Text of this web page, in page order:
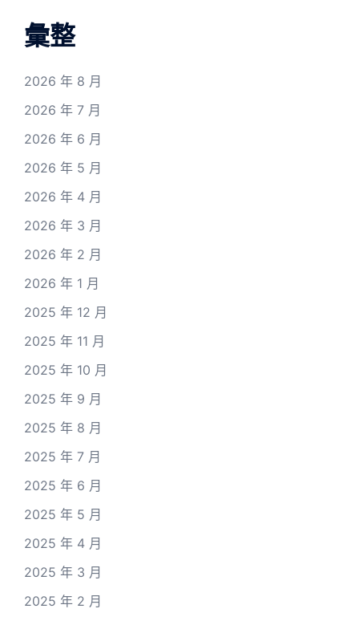
彙整
2026 年 8 月
2026 年 7 月
2026 年 6 月
2026 年 5 月
2026 年 4 月
2026 年 3 月
2026 年 2 月
2026 年 1 月
2025 年 12 月
2025 年 11 月
2025 年 10 月
2025 年 9 月
2025 年 8 月
2025 年 7 月
2025 年 6 月
2025 年 5 月
2025 年 4 月
2025 年 3 月
2025 年 2 月